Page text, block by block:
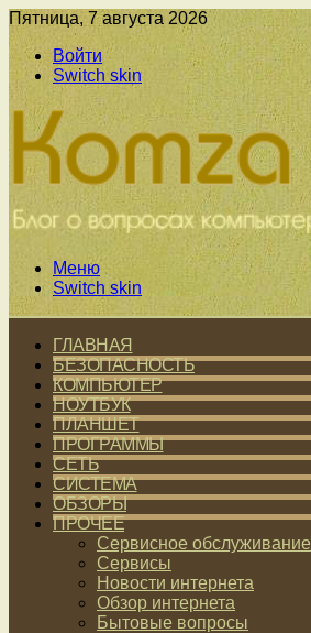
Пятница, 7 августа 2026
Войти
Switch skin
Меню
Switch skin
ГЛАВНАЯ
БЕЗОПАСНОСТЬ
КОМПЬЮТЕР
НОУТБУК
ПЛАНШЕТ
ПРОГРАММЫ
СЕТЬ
СИСТЕМА
ОБЗОРЫ
ПРОЧЕЕ
Сервисное обслуживание
Сервисы
Новости интернета
Обзор интернета
Бытовые вопросы